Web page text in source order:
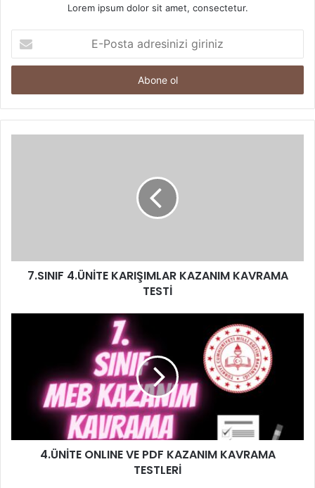
Lorem ipsum dolor sit amet, consectetur.
Posta
adresinizi
7.SINIF 4.ÜNİTE KARIŞIMLAR KAZANIM KAVRAMA
TESTİ
4.ÜNİTE ONLINE VE PDF KAZANIM KAVRAMA
TESTLERİ